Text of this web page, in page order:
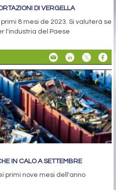
DI VERGELLA
8 mesi de 2023. Si valuterà se
l'industria del Paese
IN CALO A SETTEMBRE
primi nove mesi dell'anno